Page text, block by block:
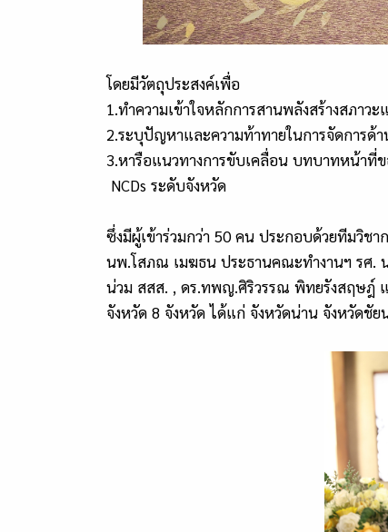
โดยมีวัตถุประสงค์เพื่อ
1.ทำความเข้าใจหลักการสานพลังสร้างสภาว
2.ระบุปัญหาและความท้าทายในการจัดการด้
3.หารือแนวทางการขับเคลื่อน บทบาทหน้าที่
NCDs ระดับจังหวัด
ซึ่งมีผู้เข้าร่วมกว่า 50 คน ประกอบด้วยทีมวิช
นพ.โสภณ เมฆธน ประธานคณะทำงานฯ รศ.
น่วม สสส. , ดร.ทพญ.ศิริวรรณ พิทยรังสฤษฎ์
จังหวัด 8 จังหวัด ได้แก่ จังหวัดน่าน จังหวัดชั